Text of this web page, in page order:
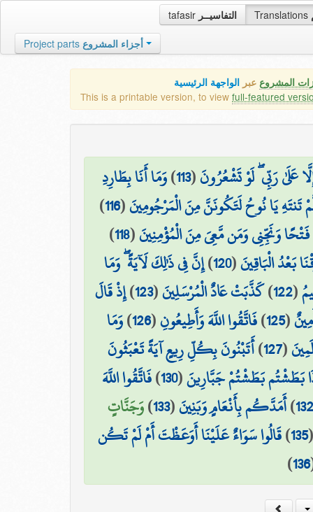
tafasir التفاسيــر Translations
Project parts أجزاء المشروع
المشروع عبر الواجهة الرئيسية
This is a printable version, to view full-featured
عَلَىٰ رَبِّي ۖ لَوْ تَشْعُرُونَ(
113
)وَمَا أَنَا بِطَارِدِ
تَنتَهِ يَا نُوحُ لَتَكُونَنَّ مِنَ الْمَرْجُومِينَ(
116
)
وَنَجِّنِي وَمَن مَّعِيَ مِنَ الْمُؤْمِنِينَ(
118
)
بَعْدُ الْبَاقِينَ(
120
)إِنَّ فِي ذَٰلِكَ لَآيَةً ۖ وَمَا
(
122
)كَذَّبَتْ عَادٌ الْمُرْسَلِينَ(
123
)إِذْ قَالَ
(
125
)فَاتَّقُوا اللَّهَ وَأَطِيعُونِ(
126
)وَمَا
(
127
)أَتَبْنُونَ بِكُلِّ رِيعٍ آيَةً تَعْبَثُونَ
بَطَشْتُم بَطَشْتُمْ جَبَّارِينَ(
130
)فَاتَّقُوا اللَّهَ
132
)أَمَدَّكُم بِأَنْعَامٍ وَبَنِينَ(
133
)وَجَنَّاتٍ
135
)قَالُوا سَوَاءٌ عَلَيْنَا أَوَعَظْتَ أَمْ لَمْ تَكُن
136
)